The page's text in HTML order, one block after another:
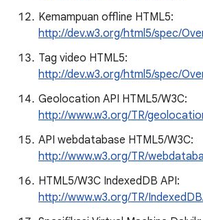
Kemampuan offline HTML5:
http://dev.w3.org/html5/spec/
Tag video HTML5:
http://dev.w3.org/html5/spec/
Geolocation API HTML5/W3C:
http://www.w3.org/TR/
API webdatabase HTML5/W3C:
http://www.w3.org/TR/
HTML5/W3C IndexedDB API:
http://www.w3.org/TR/